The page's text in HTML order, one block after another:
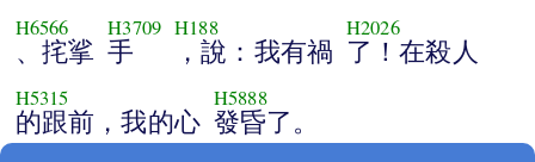
H6566
、挓挲
H3709
手
H188
，說：我有禍
H2026
了！在殺人
H5315
的跟前，我的心
H5888
發昏了。